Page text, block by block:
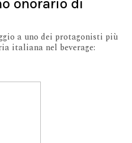
onorario di
a uno dei protagonisti più
italiana nel beverage: